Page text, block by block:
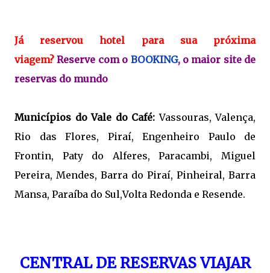
Já reservou hotel para sua próxima
viagem? Reserve com o BOOKING, o maior site de
reservas do mundo
Municípios do Vale do Café:Vassouras, Valença,
Rio das Flores, Piraí, Engenheiro Paulo de
Frontin, Paty do Alferes, Paracambi, Miguel
Pereira, Mendes, Barra do Piraí, Pinheiral, Barra
Mansa, Paraíba do Sul,Volta Redonda e Resende.
CENTRAL DE RESERVAS VIAJAR